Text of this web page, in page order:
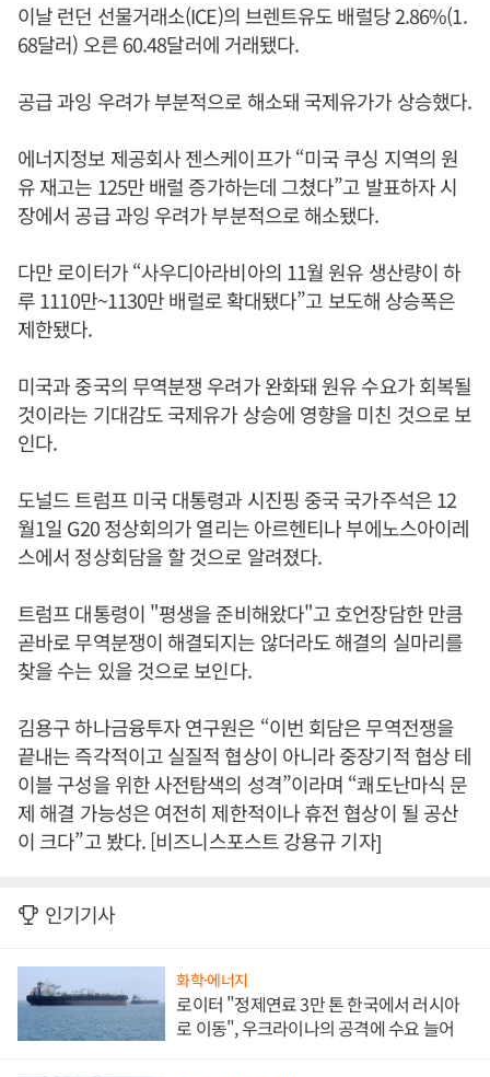
이날 런던 선물거래소(ICE)의 브렌트유도 배럴당 2.86%(1.
68달러) 오른 60.48달러에 거래됐다.
공급 과잉 우려가 부분적으로 해소돼 국제유가가 상승했다.
에너지정보 제공회사 젠스케이프가 “미국 쿠싱 지역의 원
유 재고는 125만 배럴 증가하는데 그쳤다”고 발표하자 시
장에서 공급 과잉 우려가 부분적으로 해소됐다.
다만 로이터가 “사우디아라비아의 11월 원유 생산량이 하
루 1110만~1130만 배럴로 확대됐다”고 보도해 상승폭은
제한됐다.
미국과 중국의 무역분쟁 우려가 완화돼 원유 수요가 회복될
것이라는 기대감도 국제유가 상승에 영향을 미친 것으로 보
인다.
도널드 트럼프 미국 대통령과 시진핑 중국 국가주석은 12
월1일 G20 정상회의가 열리는 아르헨티나 부에노스아이레
스에서 정상회담을 할 것으로 알려졌다.
트럼프 대통령이 "평생을 준비해왔다"고 호언장담한 만큼
곧바로 무역분쟁이 해결되지는 않더라도 해결의 실마리를
찾을 수는 있을 것으로 보인다.
김용구 하나금융투자 연구원은 “이번 회담은 무역전쟁을
끝내는 즉각적이고 실질적 협상이 아니라 중장기적 협상 테
이블 구성을 위한 사전탐색의 성격”이라며 “쾌도난마식 문
제 해결 가능성은 여전히 제한적이나 휴전 협상이 될 공산
이 크다”고 봤다. [비즈니스포스트 강용규 기자]
인기기사
화학·에너지
로이터 "정제연료 3만 톤 한국에서 러시아
로 이동", 우크라이나의 공격에 수요 늘어